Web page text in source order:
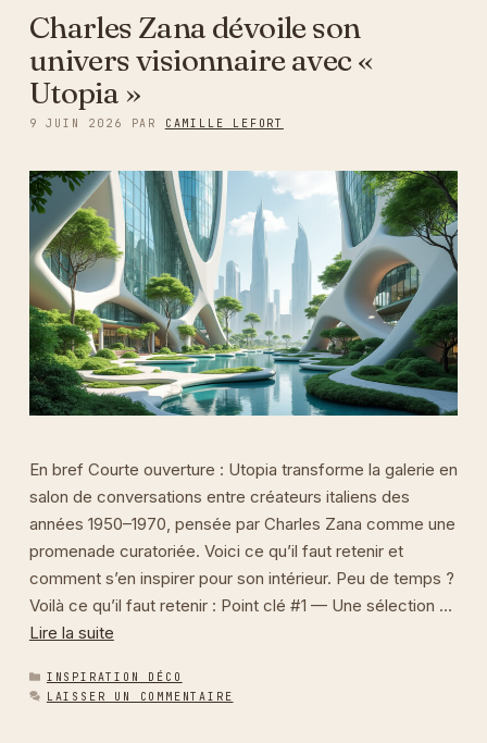
Charles Zana dévoile son
univers visionnaire avec «
Utopia »
9 JUIN 2026 PAR CAMILLE LEFORT
En bref Courte ouverture : Utopia transforme la galerie en
salon de conversations entre créateurs italiens des
années 1950–1970, pensée par Charles Zana comme une
promenade curatoriée. Voici ce qu’il faut retenir et
comment s’en inspirer pour son intérieur. Peu de temps ?
Voilà ce qu’il faut retenir : Point clé #1 — Une sélection …
Lire la suite
CATÉGORIES
INSPIRATION DÉCO
LAISSER UN COMMENTAIRE